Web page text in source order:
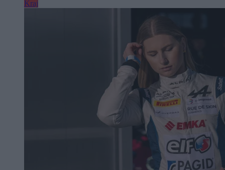
Kraj